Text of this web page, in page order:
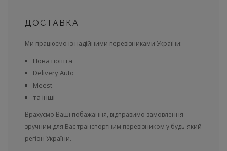
ДОСТАВКА
Ми працюємо із надійними перевізниками України:
Нова пошта
Delivery Auto
Meest
та інші
Врахуємо Ваші побажання, відправимо замовлення
зручним для Вас транспортним перевізником у будь-який
регіон України.